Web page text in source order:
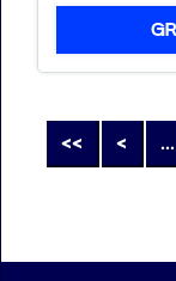
<< < ...